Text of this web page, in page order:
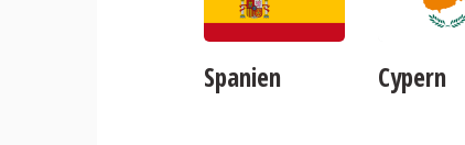
Spanien Cypern